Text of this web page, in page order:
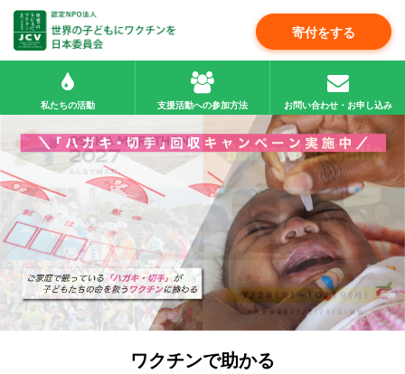
寄付をする
私たちの活動 支援活動への参加方法 お問い合わせ・お申し込み
ワクチンで助かる